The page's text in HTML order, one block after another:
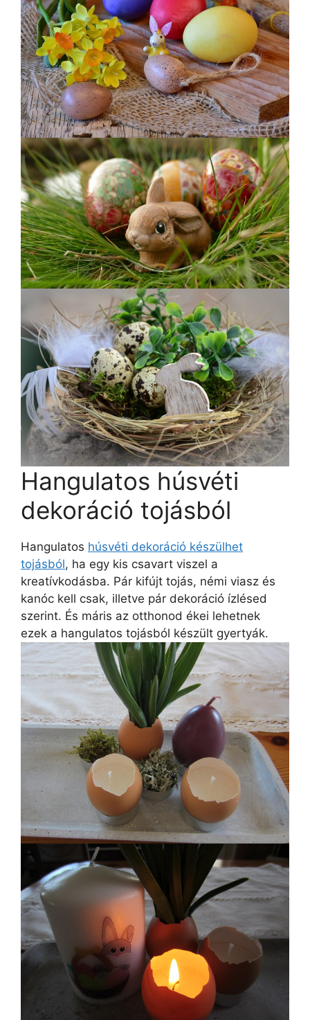
Hangulatos húsvéti
dekoráció tojásból
Hangulatos húsvéti dekoráció készülhet
tojásból, ha egy kis csavart viszel a
kreatívkodásba. Pár kifújt tojás, némi viasz és
kanóc kell csak, illetve pár dekoráció ízlésed
szerint. És máris az otthonod ékei lehetnek
ezek a hangulatos tojásból készült gyertyák.